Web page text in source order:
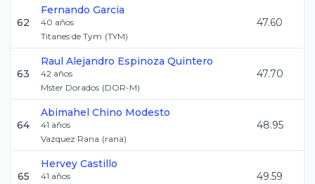
62
Fernando Garcia
40 años
Titanes de Tym (TYM)
47.60
63
Raul Alejandro Espinoza Quintero
42 años
Mster Dorados (DOR-M)
47.70
64
Abimahel Chino Modesto
41 años
Vazquez Rana (rana)
48.95
65
Hervey Castillo
41 años
49.59